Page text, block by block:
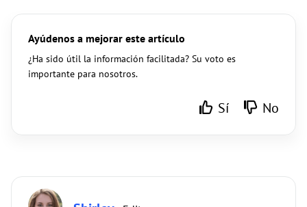
Ayúdenos a mejorar este artículo
¿Ha sido útil la información facilitada? Su voto es
importante para nosotros.
Sí No